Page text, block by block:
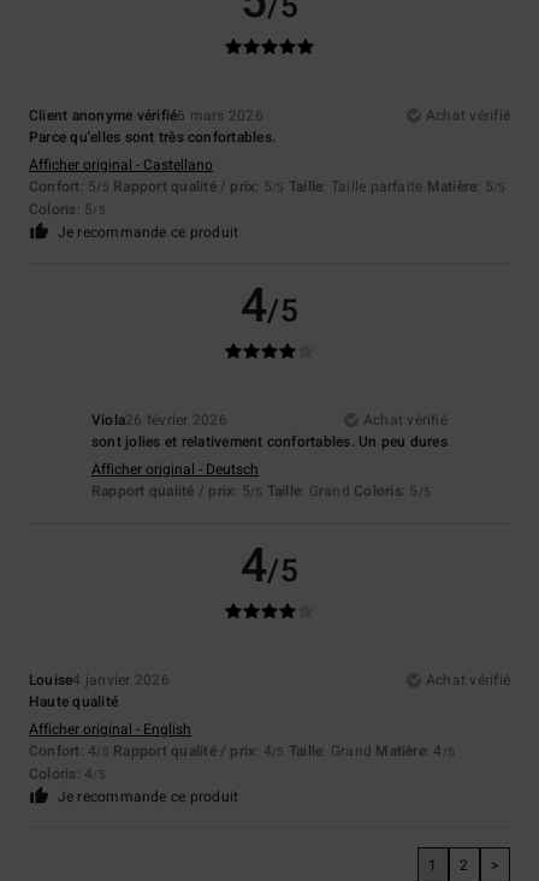
Client anonyme vérifié6 mars 2026
Achat vérifié
Parce qu'elles sont très confortables.
Afficher original - Castellano
Confort: 5/5 Rapport qualité / prix: 5/5 Taille: Taille parfaite Matière: 5/5
Coloris: 5/5
Je recommande ce produit
4/5
Viola26 février 2026
Achat vérifié
sont jolies et relativement confortables. Un peu dures
Afficher original - Deutsch
Rapport qualité / prix: 5/5 Taille: Grand Coloris: 5 /5
4/5
Louise4 janvier 2026
Achat vérifié
Haute qualité
Afficher original - English
Confort: 4/5 Rapport qualité / prix: 4/5 Taille: Grand Matière: 4 /5
Coloris: 4/5
Je recommande ce produit
1 2 >